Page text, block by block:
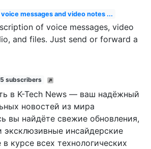
messages and video notes ...
of voice messages, video
and files. Just send or forward a
subscribers
в K-Tech News — ваш надёжный
новостей из мира
вы найдёте свежие обновления,
эксклюзивные инсайдерские
курсе всех технологических